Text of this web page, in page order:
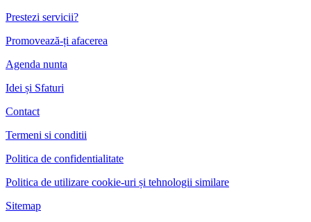
Prestezi servicii?
Promovează-ți afacerea
Agenda nunta
Idei și Sfaturi
Contact
Termeni si conditii
Politica de confidentialitate
Politica de utilizare cookie-uri și tehnologii similare
Sitemap